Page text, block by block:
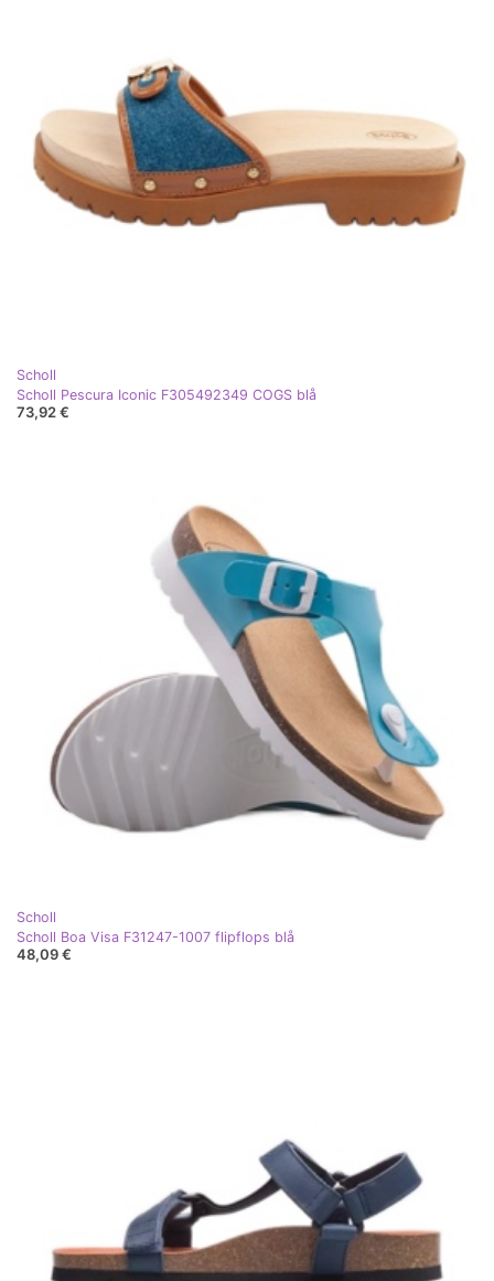
Scholl
Scholl Pescura Iconic F305492349 COGS blå
73,92 €
Scholl
Scholl Boa Visa F31247-1007 flipflops blå
48,09 €